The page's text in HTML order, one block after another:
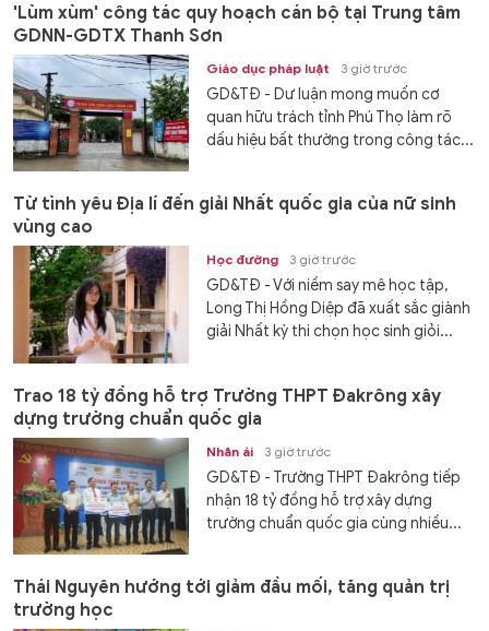
'Lùm xùm' công tác quy hoạch cán bộ tại Trung tâm
GDNN-GDTX Thanh Sơn
Giáo dục pháp luật 3 giờ trước
GD&TĐ - Dư luận mong muốn cơ
quan hữu trách tỉnh Phú Thọ làm rõ
dấu hiệu bất thường trong công tác...
Từ tình yêu Địa lí đến giải Nhất quốc gia của nữ sinh
vùng cao
Học đường 3 giờ trước
GD&TĐ - Với niềm say mê học tập,
Long Thị Hồng Diệp đã xuất sắc giành
giải Nhất kỳ thi chọn học sinh giỏi...
Trao 18 tỷ đồng hỗ trợ Trường THPT Đakrông xây
dựng trường chuẩn quốc gia
Nhân ái 3 giờ trước
GD&TĐ - Trường THPT Đakrông tiếp
nhận 18 tỷ đồng hỗ trợ xây dựng
trường chuẩn quốc gia cùng nhiều...
Thái Nguyên hướng tới giảm đầu mối, tăng quản trị
trường học